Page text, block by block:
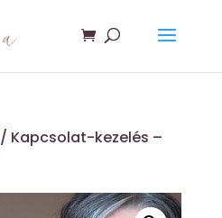
/ Kapcsolat-kezelés –